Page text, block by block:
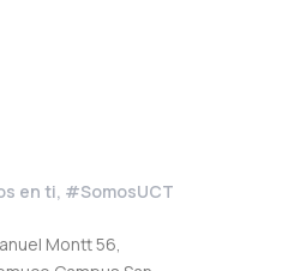
en ti, #SomosUCT
Montt 56,